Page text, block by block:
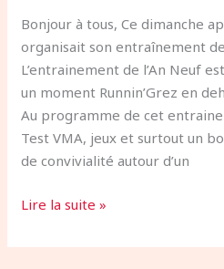
Bonjour à tous, Ce dimanche
organisait son entraînement
L’entrainement de l’An Neuf
un moment Runnin’Grez en
Au programme de cet
Test VMA, jeux et surtout un
de convivialité autour d’un
Lire la suite »